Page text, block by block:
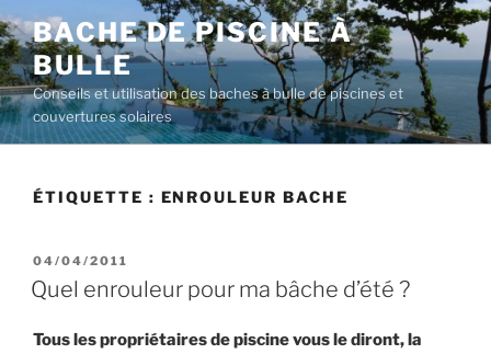
Aller
au
contenu
principal
BACHE DE PISCINE À
BULLE
Conseils et utilisation des baches à bulle de piscines et
couvertures solaires
ÉTIQUETTE : ENROULEUR BACHE
PUBLIÉ
LE
04/04/2011
Quel enrouleur pour ma bâche d’été ?
Tous les propriétaires de piscine vous le diront, la